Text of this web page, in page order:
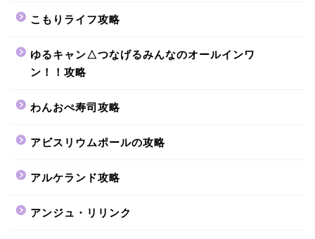
こもりライフ攻略
ゆるキャン△つなげるみんなのオールインワ
ン！！攻略
わんおぺ寿司攻略
アビスリウムポールの攻略
アルケランド攻略
アンジュ・リリンク